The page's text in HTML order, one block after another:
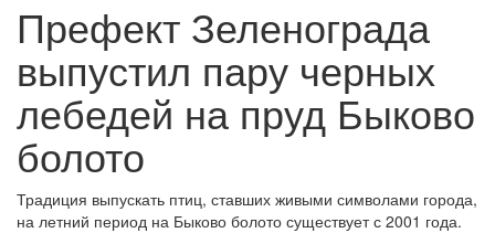
Префект Зеленограда
выпустил пару черных
лебедей на пруд Быково
болото
Традиция выпускать птиц, ставших живыми символами города,
на летний период на Быково болото существует с 2001 года.